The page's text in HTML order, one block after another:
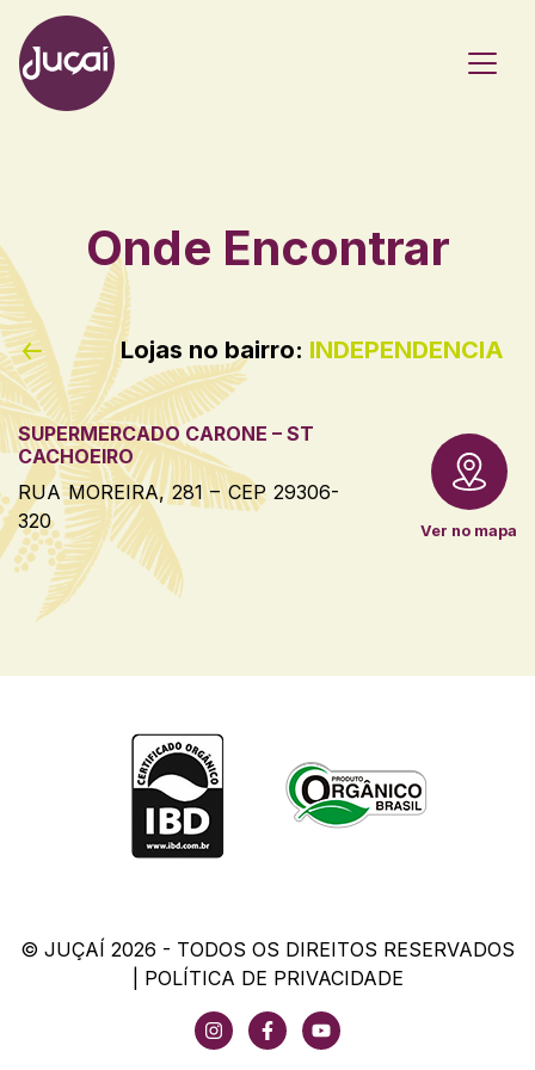
Main Navigation
Onde Encontrar
Lojas no bairro: INDEPENDENCIA
SUPERMERCADO CARONE – ST
CACHOEIRO
RUA MOREIRA, 281 – CEP 29306-
320
Ver no mapa
© JUÇAÍ 2026 - TODOS OS DIREITOS RESERVADOS
POLÍTICA DE PRIVACIDADE